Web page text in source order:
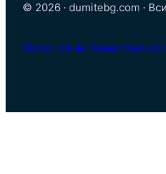
© 2026 · dumitebg.com ·
Политика за